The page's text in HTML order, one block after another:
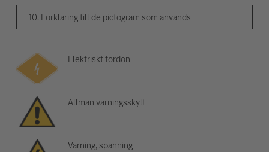
10. Förklaring till de pictogram som används
Elektriskt fordon
Allmän varningsskylt
Varning, spänning